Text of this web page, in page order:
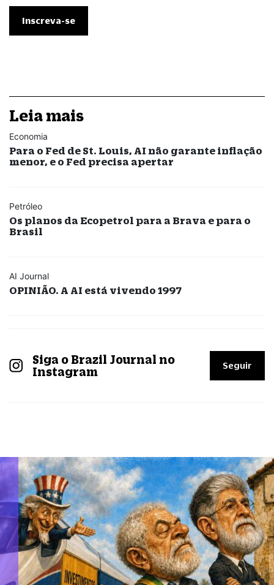
Leia mais
Economia
Para o Fed de St. Louis, AI não garante inflação
menor, e o Fed precisa apertar
Petróleo
Os planos da Ecopetrol para a Brava e para o
Brasil
AI Journal
OPINIÃO. A AI está vivendo 1997
Siga o Brazil Journal no
Instagram
Seguir